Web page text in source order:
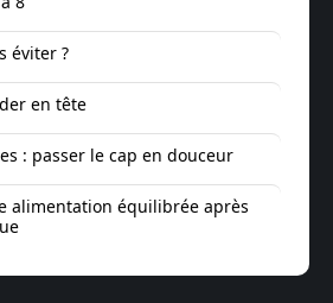
éviter ?
en tête
: passer le cap en douceur
alimentation équilibrée après